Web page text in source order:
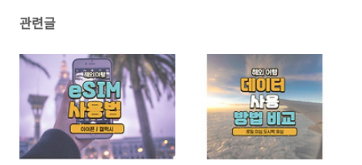
관련글